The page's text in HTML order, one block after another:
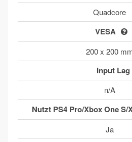
Quadcore
VESA
200 x 200
Input Lag
n/A
Nutzt PS4 Pro/Xbox One S/
Ja